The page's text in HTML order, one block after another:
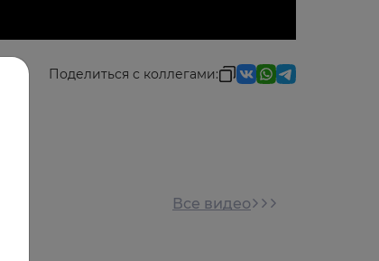
Поделиться с коллегами:
Все видео